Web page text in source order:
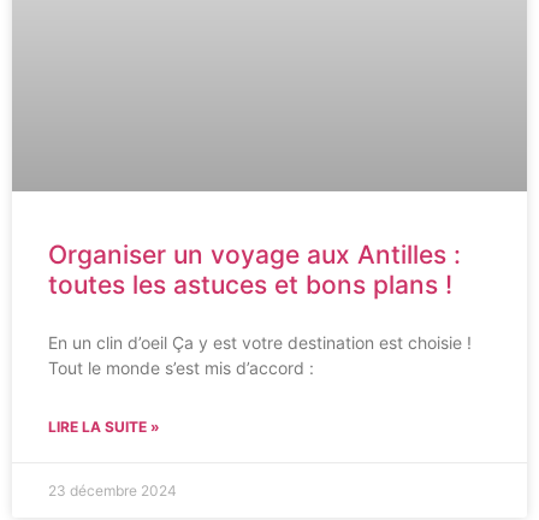
Organiser un voyage aux Antilles :
toutes les astuces et bons plans !
En un clin d’oeil Ça y est votre destination est choisie !
Tout le monde s’est mis d’accord :
LIRE LA SUITE »
23 décembre 2024